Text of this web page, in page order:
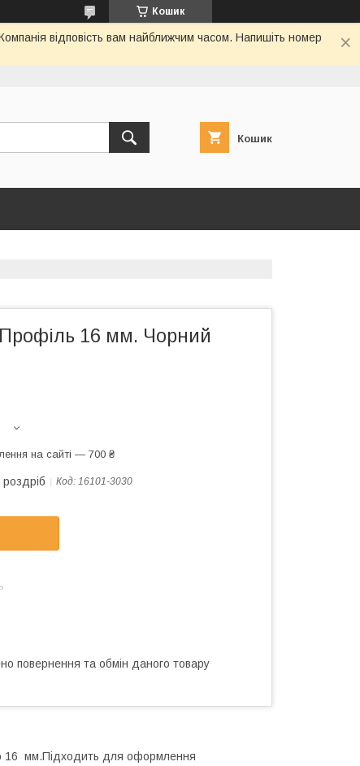
Кошик
відповість вам найближчим часом. Напишіть номер
Кошик
16 мм. Чорний
на сайті — 700 ₴
Код: 16101-3030
повернення та обмін даного товару
16 мм.Підходить для оформлення